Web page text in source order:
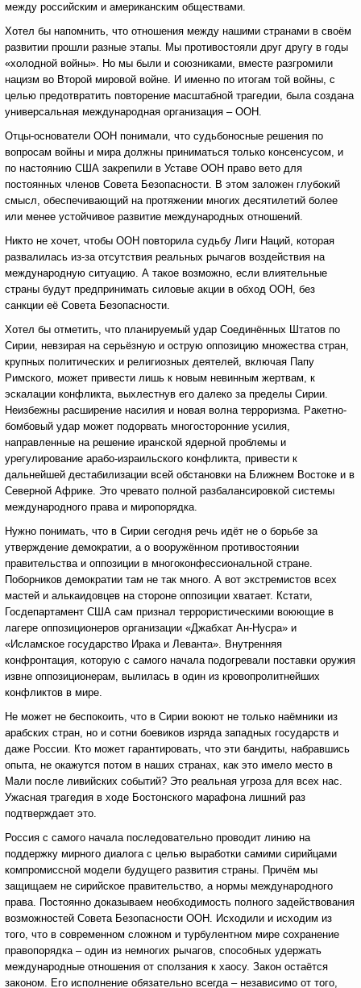
между российским и американским обществами.
Хотел бы напомнить, что отношения между нашими странами в своём
развитии прошли разные этапы. Мы противостояли друг другу в годы
«холодной войны». Но мы были и союзниками, вместе разгромили
нацизм во Второй мировой войне. И именно по итогам той войны, с
целью предотвратить повторение масштабной трагедии, была создана
универсальная международная организация – ООН.
Отцы-основатели ООН понимали, что судьбоносные решения по
вопросам войны и мира должны приниматься только консенсусом, и
по настоянию США закрепили в Уставе ООН право вето для
постоянных членов Совета Безопасности. В этом заложен глубокий
смысл, обеспечивающий на протяжении многих десятилетий более
или менее устойчивое развитие международных отношений.
Никто не хочет, чтобы ООН повторила судьбу Лиги Наций, которая
развалилась из-за отсутствия реальных рычагов воздействия на
международную ситуацию. А такое возможно, если влиятельные
страны будут предпринимать силовые акции в обход ООН, без
санкции её Совета Безопасности.
Хотел бы отметить, что планируемый удар Соединённых Штатов по
Сирии, невзирая на серьёзную и острую оппозицию множества стран,
крупных политических и религиозных деятелей, включая Папу
Римского, может привести лишь к новым невинным жертвам, к
эскалации конфликта, выхлестнув его далеко за пределы Сирии.
Неизбежны расширение насилия и новая волна терроризма. Ракетно-
бомбовый удар может подорвать многосторонние усилия,
направленные на решение иранской ядерной проблемы и
урегулирование арабо-израильского конфликта, привести к
дальнейшей дестабилизации всей обстановки на Ближнем Востоке и в
Северной Африке. Это чревато полной разбалансировкой системы
международного права и миропорядка.
Нужно понимать, что в Сирии сегодня речь идёт не о борьбе за
утверждение демократии, а о вооружённом противостоянии
правительства и оппозиции в многоконфессиональной стране.
Поборников демократии там не так много. А вот экстремистов всех
мастей и алькаидовцев на стороне оппозиции хватает. Кстати,
Госдепартамент США сам признал террористическими воюющие в
лагере оппозиционеров организации «Джабхат Ан-Нусра» и
«Исламское государство Ирака и Леванта». Внутренняя
конфронтация, которую с самого начала подогревали поставки оружия
извне оппозиционерам, вылилась в один из кровопролитнейших
конфликтов в мире.
Не может не беспокоить, что в Сирии воюют не только наёмники из
арабских стран, но и сотни боевиков изряда западных государств и
даже России. Кто может гарантировать, что эти бандиты, набравшись
опыта, не окажутся потом в наших странах, как это имело место в
Мали после ливийских событий? Это реальная угроза для всех нас.
Ужасная трагедия в ходе Бостонского марафона лишний раз
подтверждает это.
Россия с самого начала последовательно проводит линию на
поддержку мирного диалога с целью выработки самими сирийцами
компромиссной модели будущего развития страны. Причём мы
защищаем не сирийское правительство, а нормы международного
права. Постоянно доказываем необходимость полного задействования
возможностей Совета Безопасности ООН. Исходили и исходим из
того, что в современном сложном и турбулентном мире сохранение
правопорядка – один из немногих рычагов, способных удержать
международные отношения от сползания к хаосу. Закон остаётся
законом. Его исполнение обязательно всегда – независимо от того,